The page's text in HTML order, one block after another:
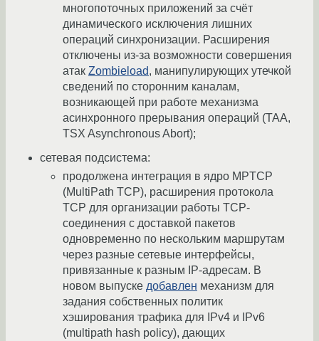
многопоточных приложений за счёт
динамического исключения лишних
операций синхронизации. Расширения
отключены из-за возможности совершения
атак Zombieload, манипулирующих утечкой
сведений по сторонним каналам,
возникающей при работе механизма
асинхронного прерывания операций (TAA,
TSX Asynchronous Abort);
сетевая подсистема:
продолжена интеграция в ядро MPTCP
(MultiPath TCP), расширения протокола
TCP для организации работы TCP-
соединения с доставкой пакетов
одновременно по нескольким маршрутам
через разные сетевые интерфейсы,
привязанные к разным IP-адресам. В
новом выпуске добавлен механизм для
задания собственных политик
хэширования трафика для IPv4 и IPv6
(multipath hash policy), дающих